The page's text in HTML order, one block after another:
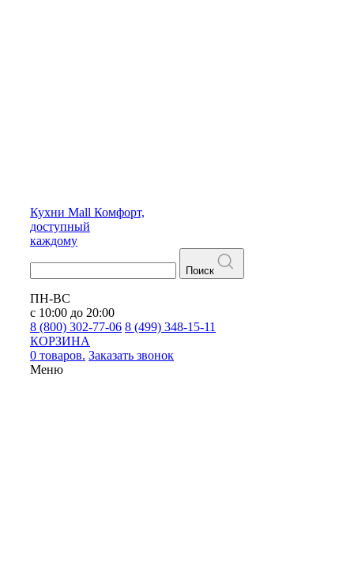
Кухни Mall Комфорт,
доступный
каждому
Поиск
ПН-ВС
с 10:00 до 20:00
8 (800) 302-77-06 8 (499) 348-15-11
КОРЗИНА
0 товаров. Заказать звонок
Меню